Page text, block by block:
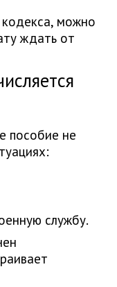
можно
ждать от
пособие не
службу.